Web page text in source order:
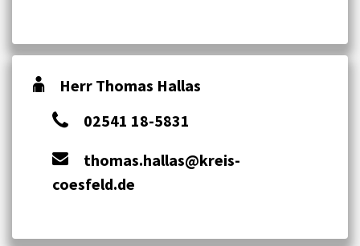
Herr Thomas Hallas
02541 18-5831
thomas.hallas@kreis-
coesfeld.de